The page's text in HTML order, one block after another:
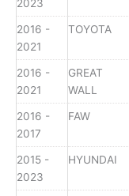
2023
2016 -
2021
TOYOTA
2016 -
2021
GREAT
WALL
2016 -
2017
FAW
2015 -
2023
HYUNDAI